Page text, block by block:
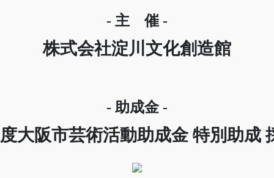
- 主 催 -
株式会社淀川文化創造館
- 助成金 -
大阪市芸術活動助成金 特別助成